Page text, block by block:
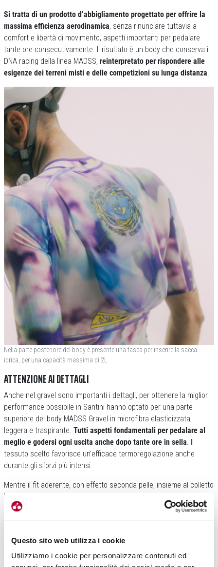
Questo sito web utilizza i cookie
Utilizziamo i cookie per personalizzare contenuti ed
Si tratta di un prodotto d’abbigliamento progettato per offrire la
massima efficienza aerodinamica, senza rinunciare tuttavia a
comfort e libertà di movimento, aspetti importanti per pedalare
tante ore consecutivamente. Il risultato è un body che conserva il
DNA racing della linea MADSS, reinterpretato per rispondere alle
esigenze dei terreni misti e delle competizioni su lunga distanza.
Nella parte posteriore del body è presente una tasca per inserire la sacca
idrica, per una capacità massima di 2L
ATTENZIONE AI DETTAGLI
Anche nel gravel sono importanti i dettagli, per ottenere la miglior
performance possibile in Santini hanno optato per una parte
superiore del body MADSS Gravel in microfibra elasticizzata,
leggera e traspirante. Tutti aspetti fondamentali per pedalare al
meglio e godersi ogni uscita anche dopo tante ore in sella. Il
tessuto scelto favorisce un’efficace termoregolazione anche
durante gli sforzi più intensi.
Mentre il fit aderente, con effetto seconda pelle, insieme al colletto
basso, contribuisce a ridurre la resistenza aerodinamica.
maniche, elemento chiave nella gestione dei flussi d’aria, sono
confezionate con uno speciale tessuto a struttura rigata,
l’aria e migliorare le prestazioni complessive.